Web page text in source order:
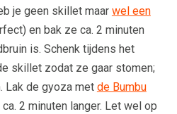
je geen skillet maar wel een
en bak ze ca. 2 minuten
is. Schenk tijdens het
skillet zodat ze gaar stomen;
Lak de gyoza met de Bumbu
2 minuten langer. Let wel op